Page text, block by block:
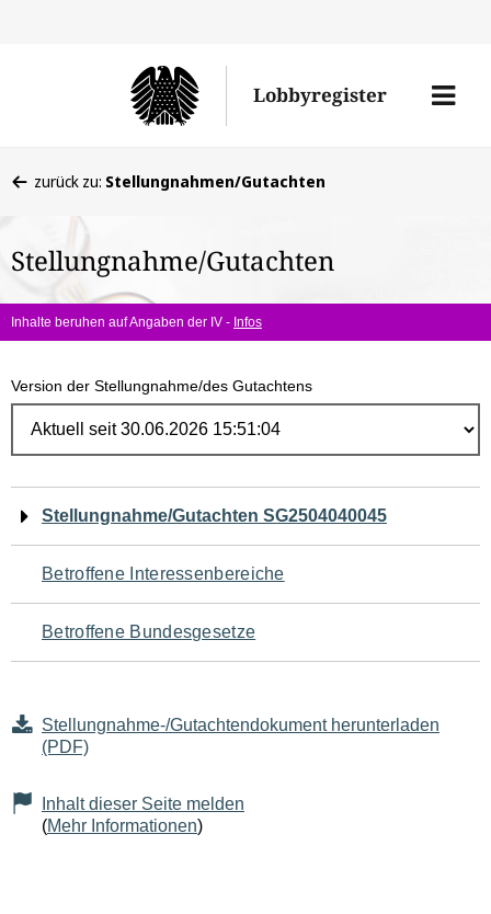
Lobbyregister
Menü
befinden
hier:
zurück zu: Stellungnahmen/Gutachten
Stellungnahme/Gutachten
Inhalte beruhen auf Angaben der IV - Infos
Version der Stellungnahme/des Gutachtens
Navigation
für
den
Seiteninhalt
Stellungnahme/Gutachten SG2504040045
Betroffene Interessenbereiche
Betroffene Bundesgesetze
Stellungnahme-/Gutachtendokument herunterladen
(PDF)
Inhalt dieser Seite melden
(Mehr Informationen)